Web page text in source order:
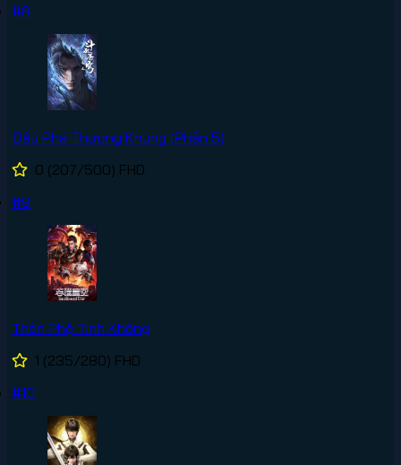
#8
Đấu Phá Thương Khung (Phần 5)
0 (207/500) FHD
#9
Thôn Phệ Tinh Không
1 (235/280) FHD
#10